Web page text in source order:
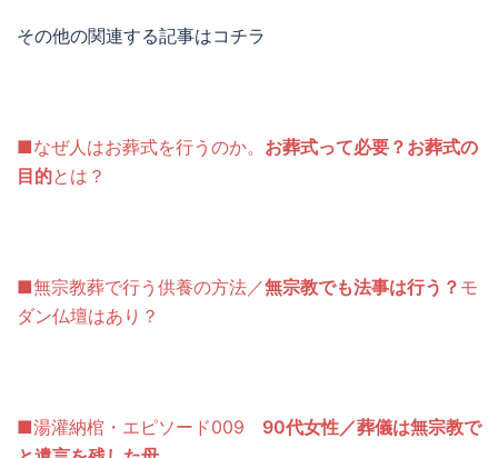
その他の関連する記事はコチラ
■なぜ人はお葬式を行うのか。 お葬式って必要？お葬式の
目的とは？
■無宗教葬で行う供養の方法／無宗教でも法事は行う？ モ
ダン仏壇はあり？
■湯灌納棺・エピソード009 90代女性／葬儀は無宗教で